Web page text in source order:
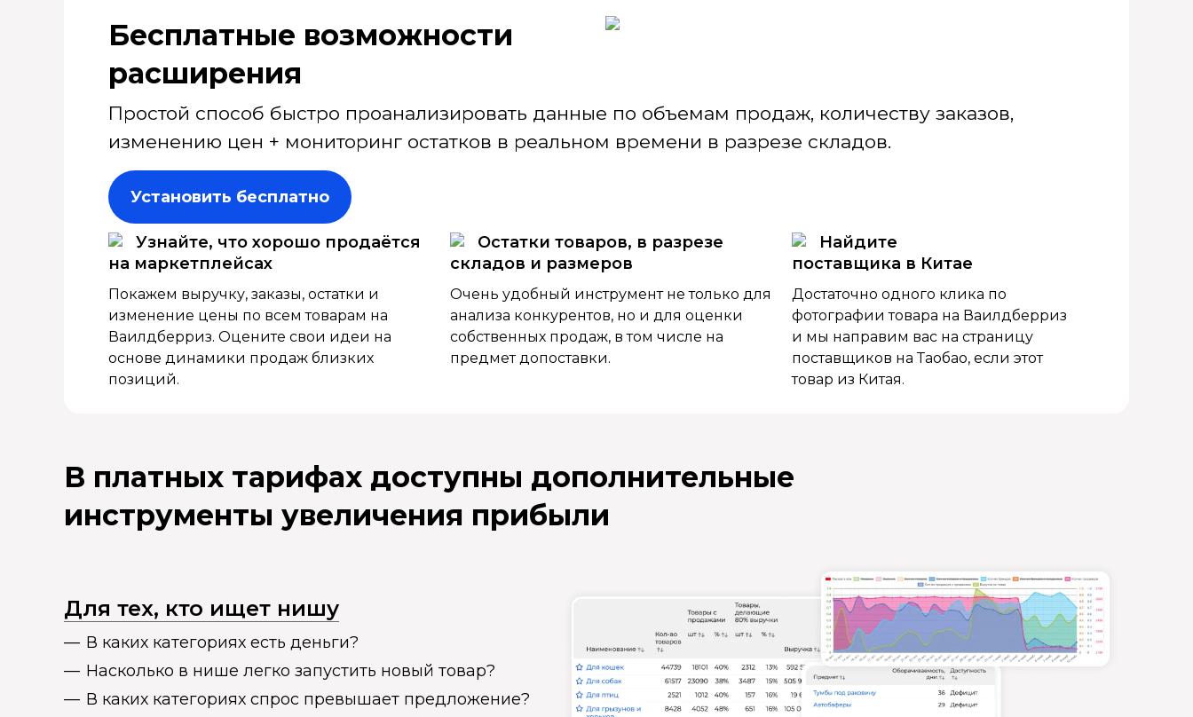
Бесплатные возмож­ности
расширения
Простой способ быстро проанализировать данные по объемам продаж, количеству заказов,
изменению цен + мониторинг остатков в реальном времени в разрезе складов.
Установить бесплатно
Узнайте, что хорошо продаётся
на маркетплейсах
Покажем выручку, заказы, остатки и
изменение цены по всем товарам на
Ваилдберриз. Оцените свои идеи на
основе динамики продаж близких
позиций.
Остатки товаров, в разрезе
складов и размеров
Очень удобный инструмент не только для
анализа конкурентов, но и для оценки
собственных продаж, в том числе на
предмет допоставки.
Найдите
поставщика в Китае
Достаточно одного клика по
фотографии товара на Ваилдберриз
и мы направим вас на страницу
поставщиков на Таобао, если этот
товар из Китая.
В платных тарифах доступны дополнительные
инструменты увеличения прибыли
Для тех, кто ищет нишу
В каких категориях есть деньги?
Насколько в нише легко запустить новый товар?
В каких категориях спрос превышает предложение?